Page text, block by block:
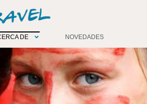
DE
NOVEDADES